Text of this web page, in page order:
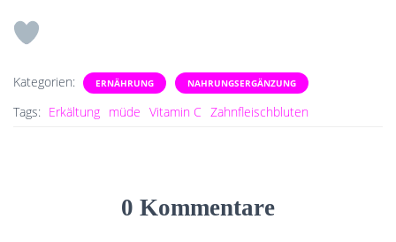
Kategorien: ERNÄHRUNG NAHRUNGSERGÄNZUNG
Tags: Erkältung müde Vitamin C Zahnfleischbluten
0 Kommentare